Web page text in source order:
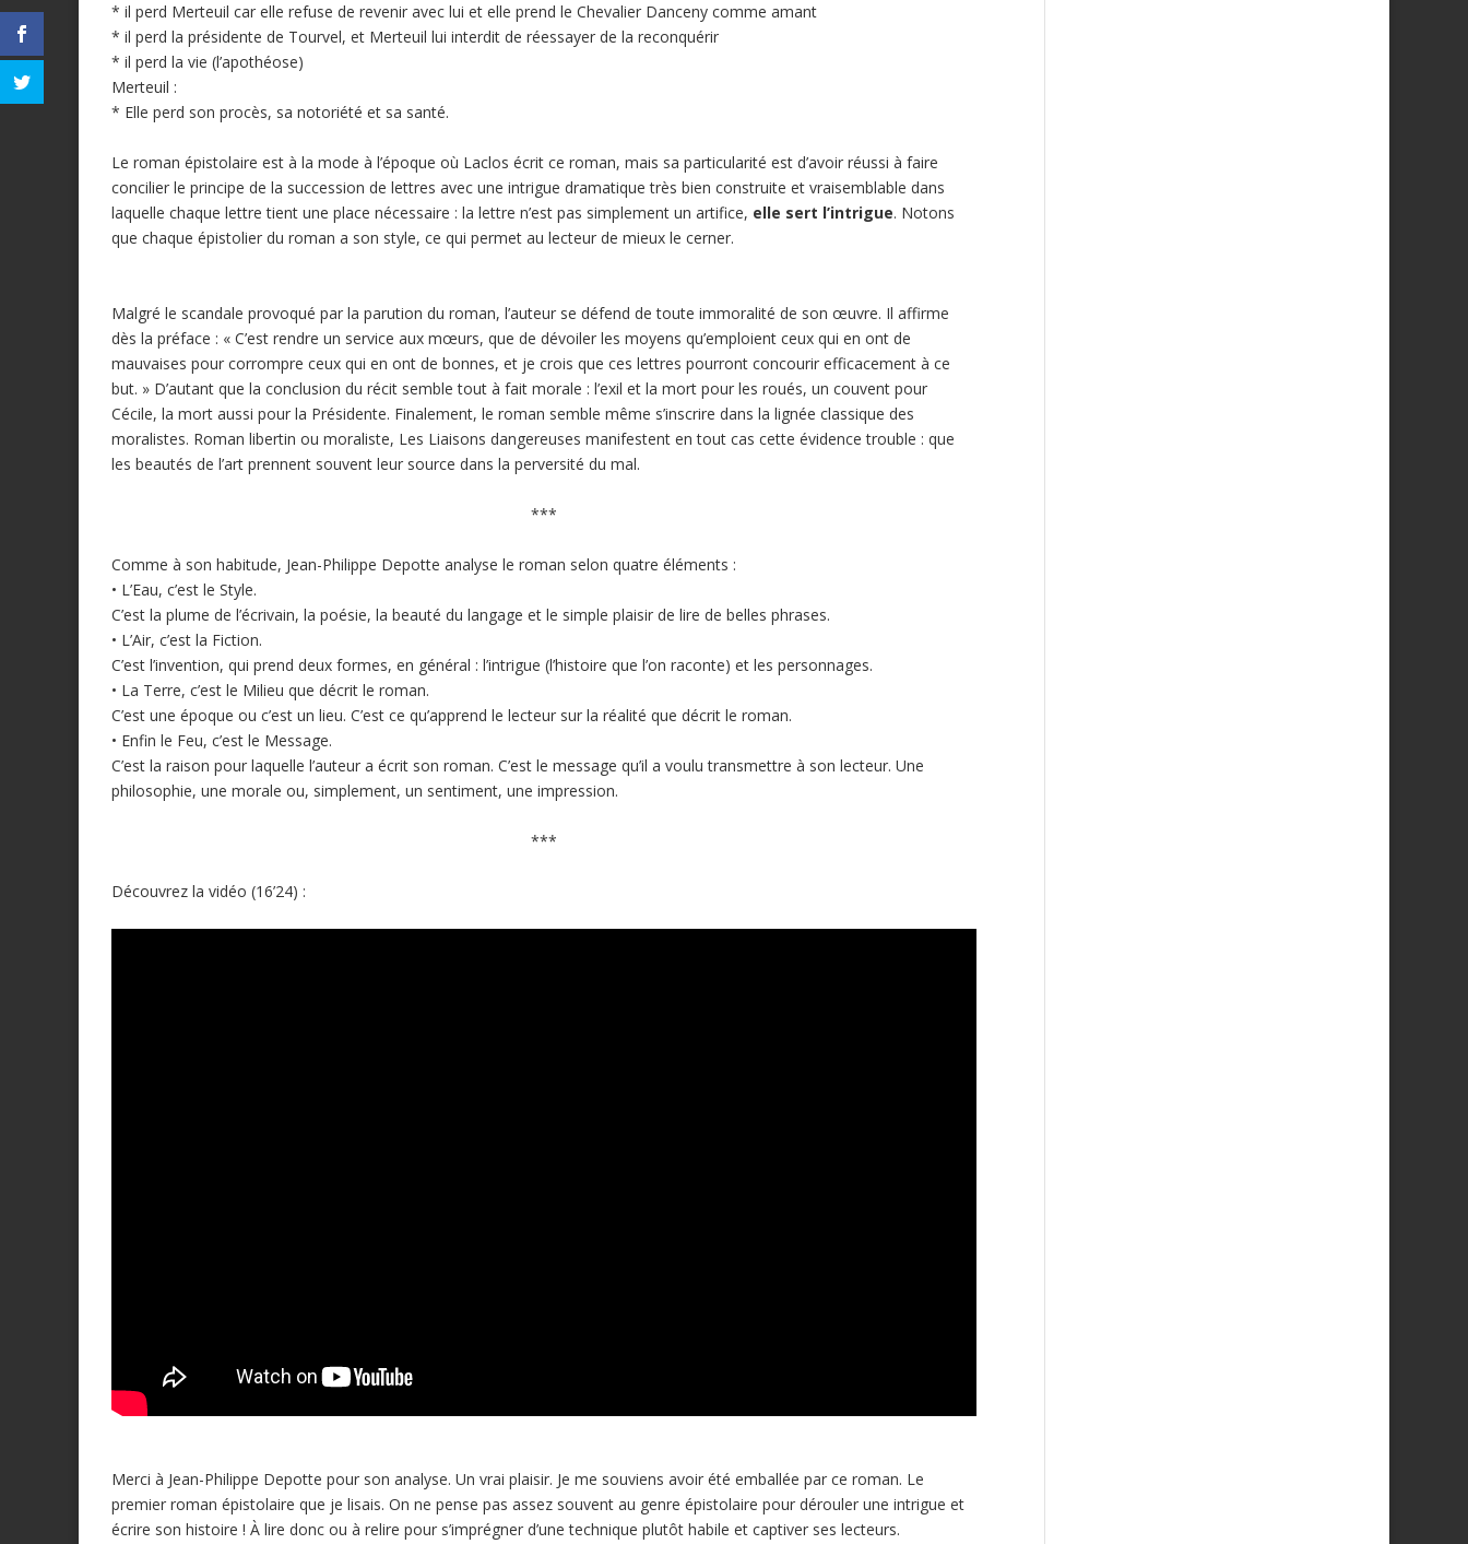
* il perd Merteuil car elle refuse de revenir avec lui et elle prend le Chevalier Danceny comme amant
* il perd la présidente de Tourvel, et Merteuil lui interdit de réessayer de la reconquérir
* il perd la vie (l’apothéose)
Merteuil :
* Elle perd son procès, sa notoriété et sa santé.
Le roman épistolaire est à la mode à l’époque où Laclos écrit ce roman, mais sa particularité est d’avoir réussi à faire
concilier le principe de la succession de lettres avec une intrigue dramatique très bien construite et vraisemblable dans
laquelle chaque lettre tient une place nécessaire : la lettre n’est pas simplement un artifice, elle sert l’intrigue. Notons
que chaque épistolier du roman a son style, ce qui permet au lecteur de mieux le cerner.
Malgré le scandale provoqué par la parution du roman, l’auteur se défend de toute immoralité de son œuvre. Il affirme
dès la préface : « C’est rendre un service aux mœurs, que de dévoiler les moyens qu’emploient ceux qui en ont de
mauvaises pour corrompre ceux qui en ont de bonnes, et je crois que ces lettres pourront concourir efficacement à ce
but. » D’autant que la conclusion du récit semble tout à fait morale : l’exil et la mort pour les roués, un couvent pour
Cécile, la mort aussi pour la Présidente. Finalement, le roman semble même s’inscrire dans la lignée classique des
moralistes. Roman libertin ou moraliste, Les Liaisons dangereuses manifestent en tout cas cette évidence trouble : que
les beautés de l’art prennent souvent leur source dans la perversité du mal.
***
Comme à son habitude, Jean-Philippe Depotte analyse le roman selon quatre éléments :
• L’Eau, c’est le Style.
C’est la plume de l’écrivain, la poésie, la beauté du langage et le simple plaisir de lire de belles phrases.
• L’Air, c’est la Fiction.
C’est l’invention, qui prend deux formes, en général : l’intrigue (l’histoire que l’on raconte) et les personnages.
• La Terre, c’est le Milieu que décrit le roman.
C’est une époque ou c’est un lieu. C’est ce qu’apprend le lecteur sur la réalité que décrit le roman.
• Enfin le Feu, c’est le Message.
C’est la raison pour laquelle l’auteur a écrit son roman. C’est le message qu’il a voulu transmettre à son lecteur. Une
philosophie, une morale ou, simplement, un sentiment, une impression.
***
Découvrez la vidéo (16’24) :
Merci à Jean-Philippe Depotte pour son analyse. Un vrai plaisir. Je me souviens avoir été emballée par ce roman. Le
premier roman épistolaire que je lisais. On ne pense pas assez souvent au genre épistolaire pour dérouler une intrigue et
écrire son histoire ! À lire donc ou à relire pour s’imprégner d’une technique plutôt habile et captiver ses lecteurs.